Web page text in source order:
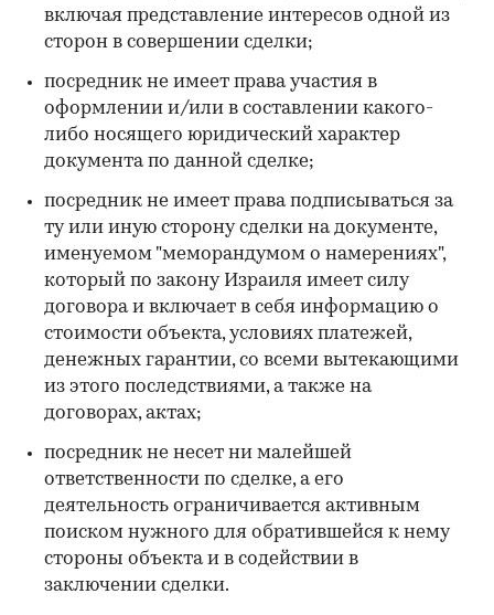
включая представление интересов одной из
сторон в совершении сделки;
посредник не имеет права участия в
оформлении и/или в составлении какого-
либо носящего юридический характер
документа по данной сделке;
посредник не имеет права подписываться за
ту или иную сторону сделки на документе,
именуемом "меморандумом о намерениях",
который по закону Израиля имеет силу
договора и включает в себя информацию о
стоимости объекта, условиях платежей,
денежных гарантии, со всеми вытекающими
из этого последствиями, а также на
договорах, актах;
посредник не несет ни малейшей
ответственности по сделке, а его
деятельность ограничивается активным
поиском нужного для обратившейся к нему
стороны объекта и в содействии в
заключении сделки.